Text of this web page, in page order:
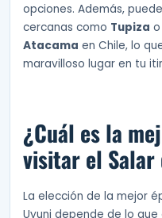
opciones. Además,
cercanas como Tupiza
Atacama en Chile, lo
maravilloso lugar en tu
¿Cuál es la
visitar el Salar
La elección de la mejor
Uyuni depende de lo